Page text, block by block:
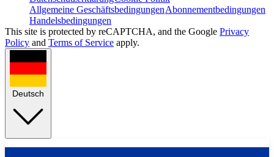
Allgemeine GeschäftsbedingungenAbonnementbedingungen
Handelsbedingungen
This site is protected by reCAPTCHA, and the Google Privacy
Policy and Terms of Service apply.
Deutsch